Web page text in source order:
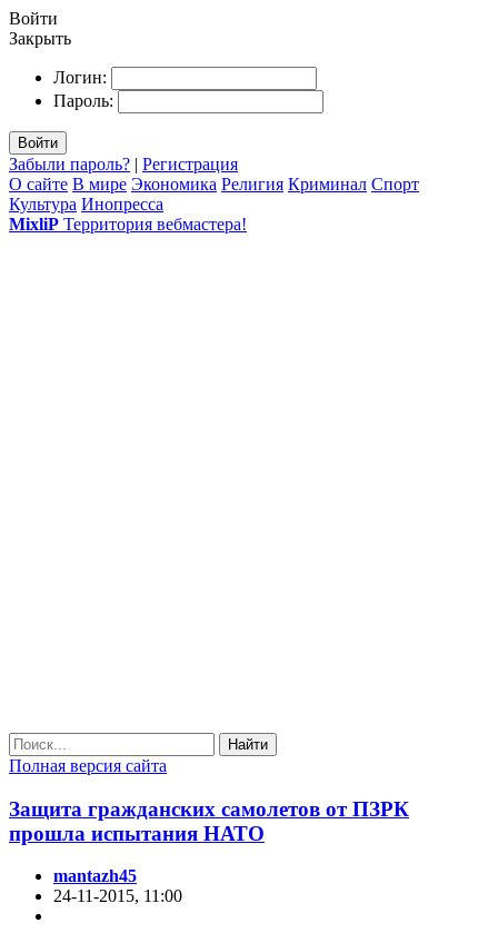
Войти
Закрыть
Логин:
Пароль:
Войти
Забыли пароль? | Регистрация
О сайте В мире Экономика Религия Криминал Спорт
Культура Инопресса
MixliP Территория вебмастера!
Найти
Полная версия сайта
Защита гражданских самолетов от ПЗРК
прошла испытания НАТО
mantazh45
24-11-2015, 11:00